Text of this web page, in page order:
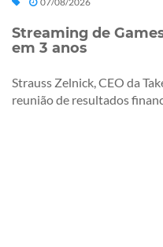
Streaming de
em 3 anos
Strauss Zelnick, CEO da
reunião de resultados